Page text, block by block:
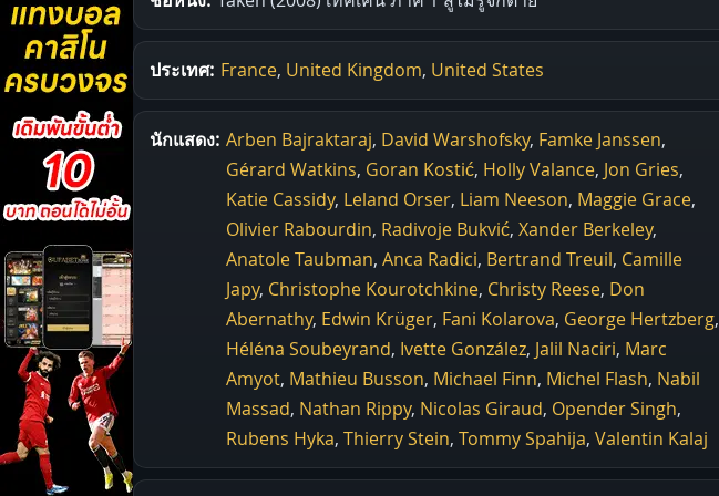
ประเทศ: France, United Kingdom, United States
นักแสดง: Arben Bajraktaraj, David Warshofsky, Famke Janssen,
Gérard Watkins, Goran Kostić, Holly Valance, Jon Gries,
Katie Cassidy, Leland Orser, Liam Neeson, Maggie Grace,
Olivier Rabourdin, Radivoje Bukvić, Xander Berkeley,
Anatole Taubman, Anca Radici, Bertrand Treuil, Camille
Japy, Christophe Kourotchkine, Christy Reese, Don
Abernathy, Edwin Krüger, Fani Kolarova, George Hertzberg,
Héléna Soubeyrand, Ivette González, Jalil Naciri, Marc
Amyot, Mathieu Busson, Michael Finn, Michel Flash, Nabil
Massad, Nathan Rippy, Nicolas Giraud, Opender Singh,
Rubens Hyka, Thierry Stein, Tommy Spahija, Valentin Kalaj